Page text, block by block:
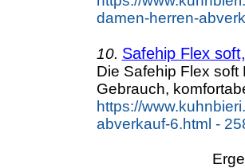
damen-herren-
10. Safehip Flex
Die Safehip Flex
Gebrauch,
https://
abverkauf-6.html -